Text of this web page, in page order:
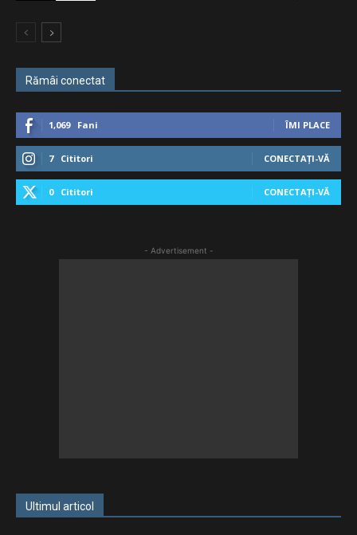
Rămâi conectat
1,069 Fani ÎMI PLACE
7 Cititori CONECTAȚI-VĂ
0 Cititori CONECTAȚI-VĂ
- Advertisement -
Ultimul articol